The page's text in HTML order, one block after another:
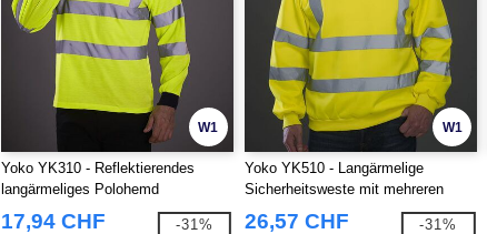
W1
Yoko YK310 - Reflektierendes
langärmeliges Polohemd
17,94 CHF -31%
W1
Yoko YK510 - Langärmelige
Sicherheitsweste mit mehreren
Taschen
26,57 CHF -31%